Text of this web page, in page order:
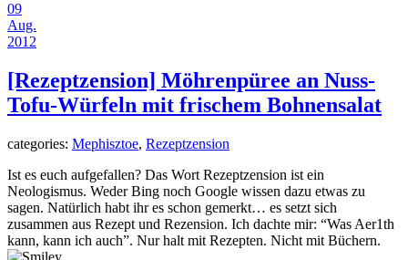
09
Aug.
2012
[Rezeptzension] Möhrenpüree an Nuss-
Tofu-Würfeln mit frischem Bohnensalat
categories: Mephisztoe, Rezeptzension
Ist es euch aufgefallen? Das Wort Rezeptzension ist ein
Neologismus. Weder Bing noch Google wissen dazu etwas zu
sagen. Natürlich habt ihr es schon gemerkt… es setzt sich
zusammen aus Rezept und Rezension. Ich dachte mir: “Was Aer1th
kann, kann ich auch”. Nur halt mit Rezepten. Nicht mit Büchern.